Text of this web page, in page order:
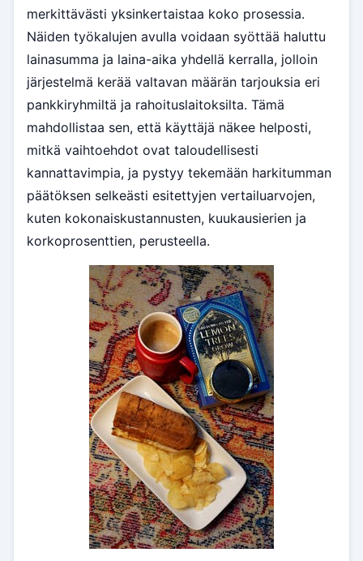
merkittävästi yksinkertaistaa koko prosessia.
Näiden työkalujen avulla voidaan syöttää haluttu
lainasumma ja laina-aika yhdellä kerralla, jolloin
järjestelmä kerää valtavan määrän tarjouksia eri
pankkiryhmiltä ja rahoituslaitoksilta. Tämä
mahdollistaa sen, että käyttäjä näkee helposti,
mitkä vaihtoehdot ovat taloudellisesti
kannattavimpia, ja pystyy tekemään harkitumman
päätöksen selkeästi esitettyjen vertailuarvojen,
kuten kokonaiskustannusten, kuukausierien ja
korkoprosenttien, perusteella.